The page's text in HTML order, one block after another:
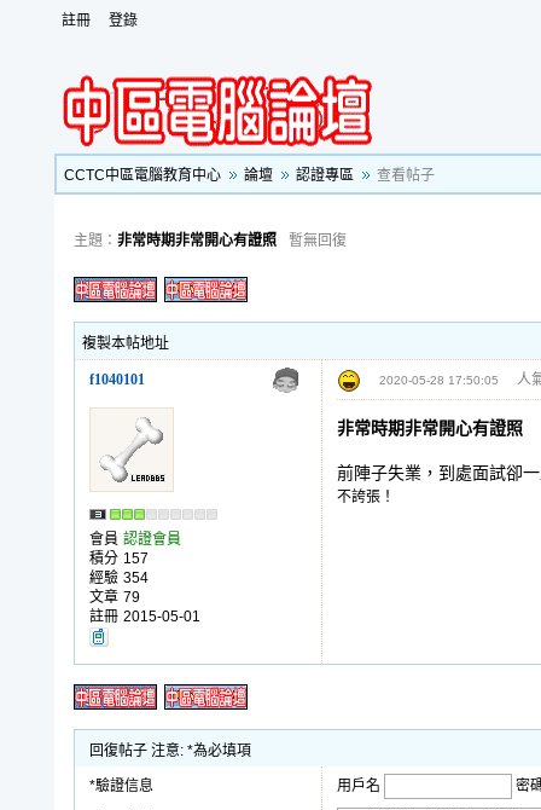
註冊 登錄
CCTC中區電腦教育中心 論壇 認證專區 查看帖子
主題： 非常時期非常開心有證照 暫無回復
複製本帖地址
f1040101 2020-05-28 17:50:05 人
會員 認證會員
積分 157
經驗 354
文章 79
註冊 2015-05-01
非常時期非常開心有證照
前陣子失業，到處面試卻
不誇張！
回復帖子 注意: *為必填項
*驗證信息 用戶名
密